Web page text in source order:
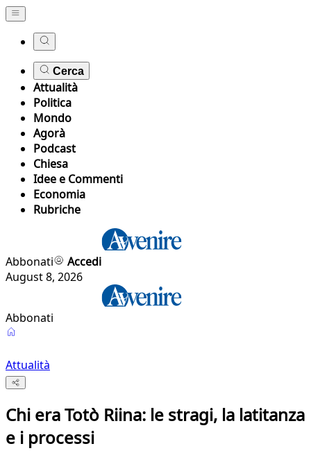
Cerca
Attualità
Politica
Mondo
Agorà
Podcast
Chiesa
Idee e Commenti
Economia
Rubriche
Abbonati
Accedi
August 8, 2026
Abbonati
Attualità
Chi era Totò Riina: le stragi, la latitanza
e i processi